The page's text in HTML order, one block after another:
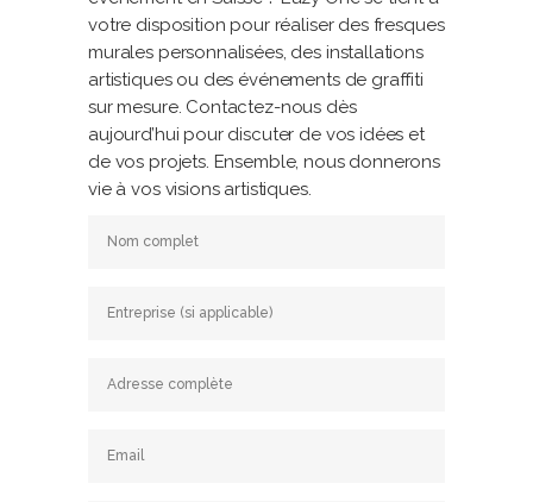
votre disposition pour réaliser des fresques
murales personnalisées, des installations
artistiques ou des événements de graffiti
sur mesure. Contactez-nous dès
aujourd’hui pour discuter de vos idées et
de vos projets. Ensemble, nous donnerons
vie à vos visions artistiques.